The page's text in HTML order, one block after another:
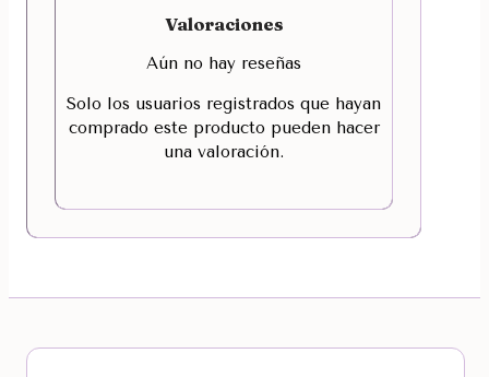
Valoraciones
Aún no hay reseñas
Solo los usuarios registrados que hayan
comprado este producto pueden hacer
una valoración.